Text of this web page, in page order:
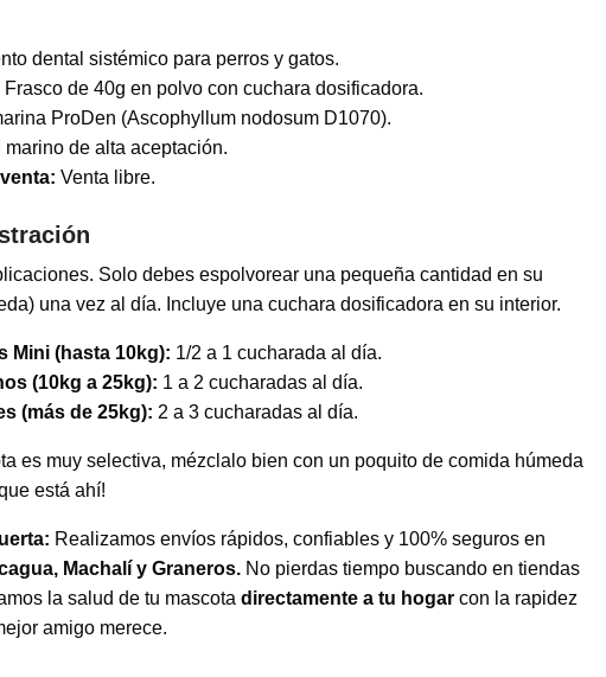
dental sistémico para perros y gatos.
Frasco de 40g en polvo con cuchara dosificadora.
ProDen (Ascophyllum nodosum D1070).
marino de alta aceptación.
Venta libre.
Solo debes espolvorear una pequeña cantidad en su
una vez al día. Incluye una cuchara dosificadora en su interior.
Mini (hasta 10kg): 1/2 a 1 cucharada al día.
(10kg a 25kg): 1 a 2 cucharadas al día.
(más de 25kg): 2 a 3 cucharadas al día.
es muy selectiva, mézclalo bien con un poquito de comida húmeda
está ahí!
Realizamos envíos rápidos, confiables y 100% seguros en
Machalí y Graneros. No pierdas tiempo buscando en tiendas
la salud de tu mascota directamente a tu hogar con la rapidez
amigo merece.